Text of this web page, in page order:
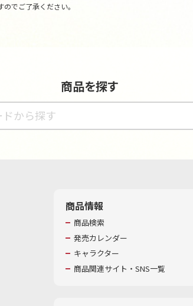
でご了承ください。
商品を探す
商品情報
商品検索
発売カレンダー
キャラクター
商品関連サイト・SNS一覧